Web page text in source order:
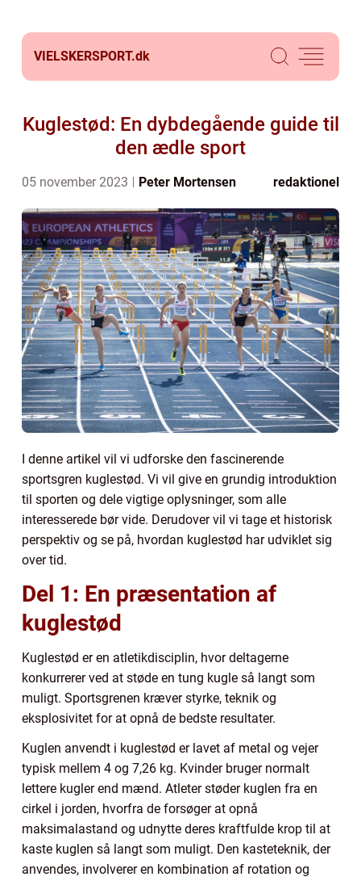
VIELSKERSPORT.dk
Kuglestød: En dybdegående guide til
den ædle sport
05 november 2023 Peter Mortensen redaktionel
I denne artikel vil vi udforske den fascinerende
sportsgren kuglestød. Vi vil give en grundig introduktion
til sporten og dele vigtige oplysninger, som alle
interesserede bør vide. Derudover vil vi tage et historisk
perspektiv og se på, hvordan kuglestød har udviklet sig
over tid.
Del 1: En præsentation af
kuglestød
Kuglestød er en atletikdisciplin, hvor deltagerne
konkurrerer ved at støde en tung kugle så langt som
muligt. Sportsgrenen kræver styrke, teknik og
eksplosivitet for at opnå de bedste resultater.
Kuglen anvendt i kuglestød er lavet af metal og vejer
typisk mellem 4 og 7,26 kg. Kvinder bruger normalt
lettere kugler end mænd. Atleter støder kuglen fra en
cirkel i jorden, hvorfra de forsøger at opnå
maksimalastand og udnytte deres kraftfulde krop til at
kaste kuglen så langt som muligt. Den kasteteknik, der
anvendes, involverer en kombination af rotation og